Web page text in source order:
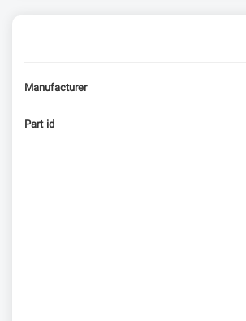
فریمور های میکروپایتون از سرور های سیسوگ
Manufacturer
Part id